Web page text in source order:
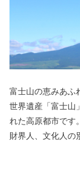
富士山の恵みあふれる 高
世界遺産「富士山
れた高原都市です
財界人、文化人の
され湧き出る美